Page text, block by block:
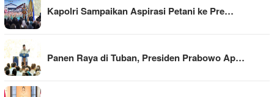
Kapolri Sampaikan Aspirasi Petani ke Pre…
Panen Raya di Tuban, Presiden Prabowo Ap…